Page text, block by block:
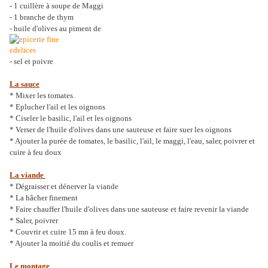
- 1 cuillère à soupe de Maggi
- 1 branche de thym
- huile d'olives au piment de
- sel et poivre
La sauce
* Mixer les tomates.
* Eplucher l'ail et les oignons
* Ciseler le basilic, l'ail et les oignons
* Verser de l'huile d'olives dans une sauteuse et faire suer les oignons
* Ajouter la purée de tomates, le basilic, l'ail, le maggi, l'eau, saler, poivrer et
cuire à feu doux
La viande
* Dégraisser et dénerver la viande
* La hâcher finement
* Faire chauffer l'huile d'olives dans une sauteuse et faire revenir la viande
* Saler, poivrer
* Couvrir et cuire 15 mn à feu doux.
* Ajouter la moitié du coulis et remuer
Le montage